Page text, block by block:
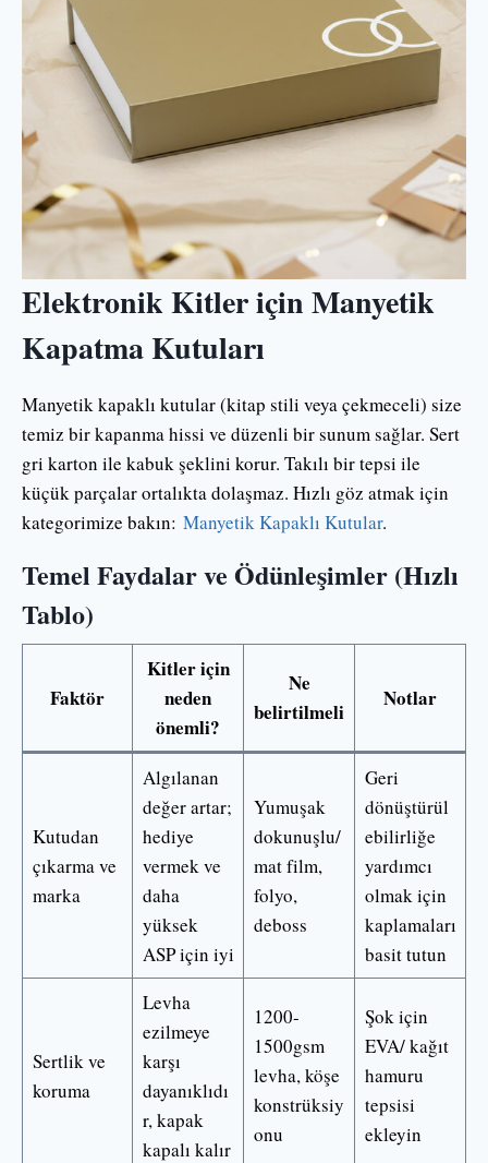
Elektronik Kitler için Manyetik
Kapatma Kutuları
Manyetik kapaklı kutular (kitap stili veya çekmeceli) size
temiz bir kapanma hissi ve düzenli bir sunum sağlar. Sert
gri karton ile kabuk şeklini korur. Takılı bir tepsi ile
küçük parçalar ortalıkta dolaşmaz. Hızlı göz atmak için
kategorimize bakın: Manyetik Kapaklı Kutular.
Temel Faydalar ve Ödünleşimler (Hızlı
Tablo)
Faktör
Kitler için
neden
önemli?
Ne
belirtilmeli
Notlar
Kutudan
çıkarma ve
marka
Algılanan
değer artar;
hediye
vermek ve
daha
yüksek
ASP için iyi
Yumuşak
dokunuşlu/
mat film,
folyo,
deboss
Geri
dönüştürül
ebilirliğe
yardımcı
olmak için
kaplamaları
basit tutun
Sertlik ve
koruma
Levha
ezilmeye
karşı
dayanıklıdı
r, kapak
kapalı kalır
1200-
1500gsm
levha, köşe
konstrüksiy
onu
Şok için
EVA/ kağıt
hamuru
tepsisi
ekleyin